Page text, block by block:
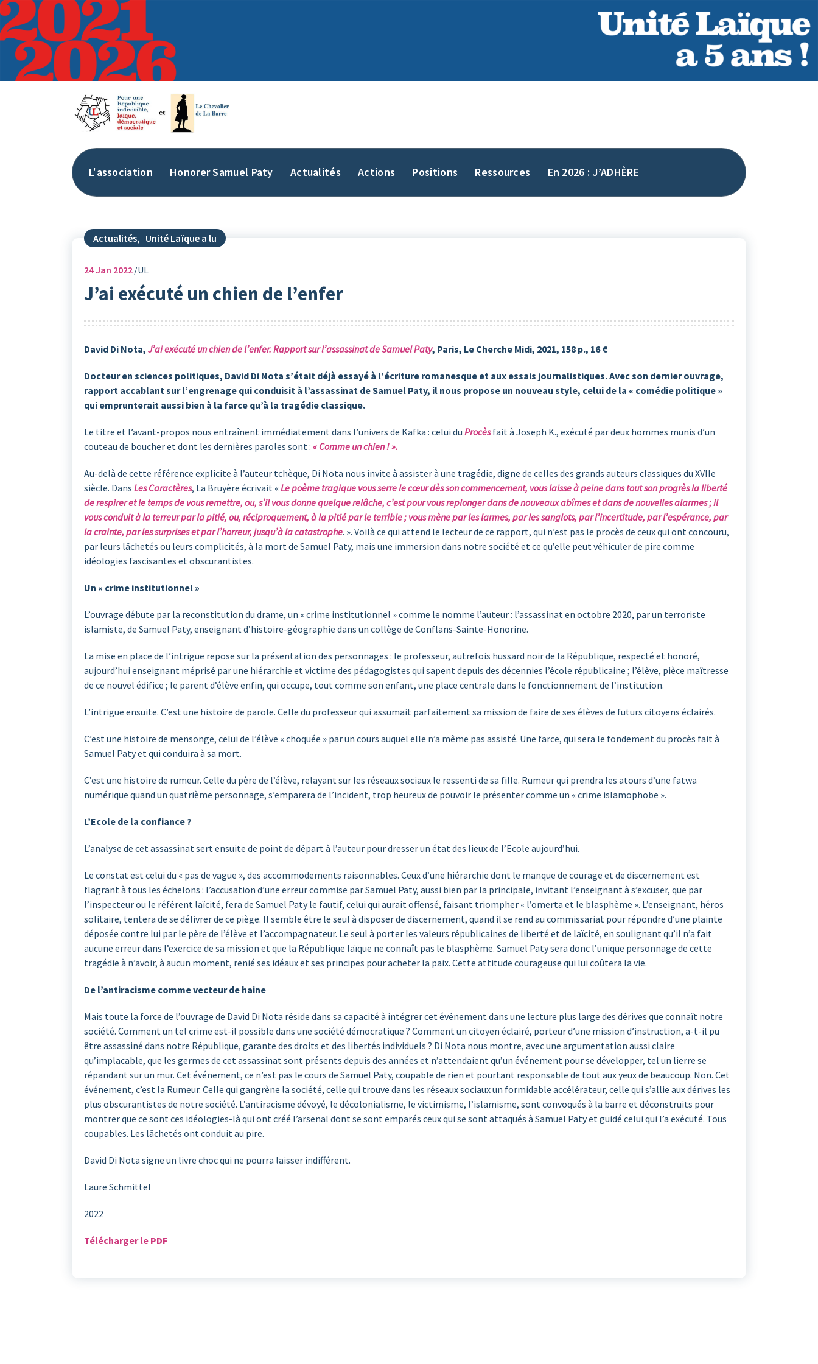
Aller
au
contenu
L'association Honorer Samuel Paty Actualités Actions Positions Ressources En 2026 : J’ADHÈRE
Actualités, Unité Laïque a lu
24Jan 2022 UL
J’ai exécuté un chien de l’enfer
David Di Nota, J’ai exécuté un chien de l’enfer. Rapport sur l’assassinat de Samuel Paty, Paris, Le Cherche Midi, 2021, 158 p., 16 €
Docteur en sciences politiques, David Di Nota s’était déjà essayé à l’écriture romanesque et aux essais journalistiques. Avec son dernier ouvrage,
rapport accablant sur l’engrenage qui conduisit à l’assassinat de Samuel Paty, il nous propose un nouveau style, celui de la « comédie politique »
qui emprunterait aussi bien à la farce qu’à la tragédie classique.
Le titre et l’avant-propos nous entraînent immédiatement dans l’univers de Kafka : celui du Procèsfait à Joseph K., exécuté par deux hommes munis d’un
couteau de boucher et dont les dernières paroles sont : « Comme un chien ! ».
Au-delà de cette référence explicite à l’auteur tchèque, Di Nota nous invite à assister à une tragédie, digne de celles des grands auteurs classiques du XVIIe
siècle. Dans Les Caractères, La Bruyère écrivait « Le poème tragique vous serre le cœur dès son commencement, vous laisse à peine dans tout son progrès la liberté
de respirer et le temps de vous remettre, ou, s’il vous donne quelque relâche, c’est pour vous replonger dans de nouveaux abîmes et dans de nouvelles alarmes ; il
vous conduit à la terreur par la pitié, ou, réciproquement, à la pitié par le terrible ; vous mène par les larmes, par les sanglots, par l’incertitude, par l’espérance, par
la crainte, par les surprises et par l’horreur, jusqu’à la catastrophe. ». Voilà ce qui attend le lecteur de ce rapport, qui n’est pas le procès de ceux qui ont concouru,
par leurs lâchetés ou leurs complicités, à la mort de Samuel Paty, mais une immersion dans notre société et ce qu’elle peut véhiculer de pire comme
idéologies fascisantes et obscurantistes.
Un « crime institutionnel »
L’ouvrage débute par la reconstitution du drame, un « crime institutionnel » comme le nomme l’auteur : l’assassinat en octobre 2020, par un terroriste
islamiste, de Samuel Paty, enseignant d’histoire-géographie dans un collège de Conflans-Sainte-Honorine.
La mise en place de l’intrigue repose sur la présentation des personnages : le professeur, autrefois hussard noir de la République, respecté et honoré,
aujourd’hui enseignant méprisé par une hiérarchie et victime des pédagogistes qui sapent depuis des décennies l’école républicaine ; l’élève, pièce maîtresse
de ce nouvel édifice ; le parent d’élève enfin, qui occupe, tout comme son enfant, une place centrale dans le fonctionnement de l’institution.
L’intrigue ensuite. C’est une histoire de parole. Celle du professeur qui assumait parfaitement sa mission de faire de ses élèves de futurs citoyens éclairés.
C’est une histoire de mensonge, celui de l’élève « choquée » par un cours auquel elle n’a même pas assisté. Une farce, qui sera le fondement du procès fait à
Samuel Paty et qui conduira à sa mort.
C’est une histoire de rumeur. Celle du père de l’élève, relayant sur les réseaux sociaux le ressenti de sa fille. Rumeur qui prendra les atours d’une fatwa
numérique quand un quatrième personnage, s’emparera de l’incident, trop heureux de pouvoir le présenter comme un « crime islamophobe ».
L’Ecole de la confiance ?
L’analyse de cet assassinat sert ensuite de point de départ à l’auteur pour dresser un état des lieux de l’Ecole aujourd’hui.
Le constat est celui du « pas de vague », des accommodements raisonnables. Ceux d’une hiérarchie dont le manque de courage et de discernement est
flagrant à tous les échelons : l’accusation d’une erreur commise par Samuel Paty, aussi bien par la principale, invitant l’enseignant à s’excuser, que par
l’inspecteur ou le référent laïcité, fera de Samuel Paty le fautif, celui qui aurait offensé, faisant triompher « l’omerta et le blasphème ». L’enseignant, héros
solitaire, tentera de se délivrer de ce piège. Il semble être le seul à disposer de discernement, quand il se rend au commissariat pour répondre d’une plainte
déposée contre lui par le père de l’élève et l’accompagnateur. Le seul à porter les valeurs républicaines de liberté et de laïcité, en soulignant qu’il n’a fait
aucune erreur dans l’exercice de sa mission et que la République laïque ne connaît pas le blasphème. Samuel Paty sera donc l’unique personnage de cette
tragédie à n’avoir, à aucun moment, renié ses idéaux et ses principes pour acheter la paix. Cette attitude courageuse qui lui coûtera la vie.
De l’antiracisme comme vecteur de haine
Mais toute la force de l’ouvrage de David Di Nota réside dans sa capacité à intégrer cet événement dans une lecture plus large des dérives que connaît notre
société. Comment un tel crime est-il possible dans une société démocratique ? Comment un citoyen éclairé, porteur d’une mission d’instruction, a-t-il pu
être assassiné dans notre République, garante des droits et des libertés individuels ? Di Nota nous montre, avec une argumentation aussi claire
qu’implacable, que les germes de cet assassinat sont présents depuis des années et n’attendaient qu’un événement pour se développer, tel un lierre se
répandant sur un mur. Cet événement, ce n’est pas le cours de Samuel Paty, coupable de rien et pourtant responsable de tout aux yeux de beaucoup. Non. Cet
événement, c’est la Rumeur. Celle qui gangrène la société, celle qui trouve dans les réseaux sociaux un formidable accélérateur, celle qui s’allie aux dérives les
plus obscurantistes de notre société. L’antiracisme dévoyé, le décolonialisme, le victimisme, l’islamisme, sont convoqués à la barre et déconstruits pour
montrer que ce sont ces idéologies-là qui ont créé l’arsenal dont se sont emparés ceux qui se sont attaqués à Samuel Paty et guidé celui qui l’a exécuté. Tous
coupables. Les lâchetés ont conduit au pire.
David Di Nota signe un livre choc qui ne pourra laisser indifférent.
Laure Schmittel
2022
Télécharger le PDF